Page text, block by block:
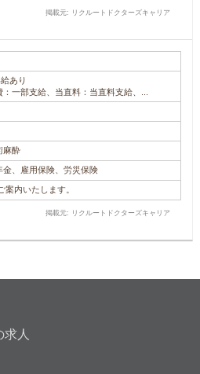
掲載元: リクルートドクターズキャリア
あり
一部支給、当直料：当直料支給、...
麻酔
金、雇用保険、労災保険
案内いたします。
掲載元: リクルートドクターズキャリア
人